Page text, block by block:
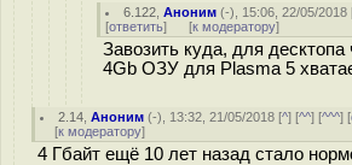
6.122 ,Аноним (-), 15:06, 22/05/2018
[ответить] [к модератору]
Завозить куда, для
4Gb ОЗУ для Plasma 5
2.14 ,Аноним (-), 13:32, 21/05/2018 [^] [^^] [^^^] [
[к модератору]
4 Гбайт ещё 10 лет назад стало